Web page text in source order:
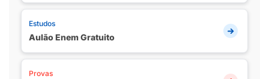
Estudos
Aulão Enem Gratuito
Provas